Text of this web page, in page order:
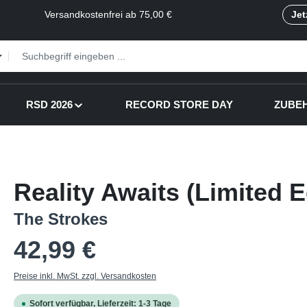
Versandkostenfrei ab 75,00 €
RSD 2026 RECORD STORE DAY
Reality Awaits (Limited
The Strokes
42,99 €
Preise inkl. MwSt. zzgl. Versandkosten
Sofort verfügbar, Lieferzeit: 1-3 Tage